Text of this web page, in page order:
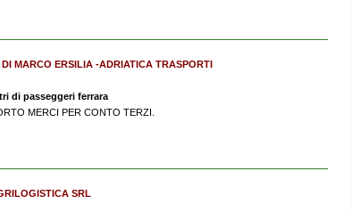
MARCO ERSILIA -ADRIATICA TRASPORTI
di passeggeri ferrara
MERCI PER CONTO TERZI.
SRL